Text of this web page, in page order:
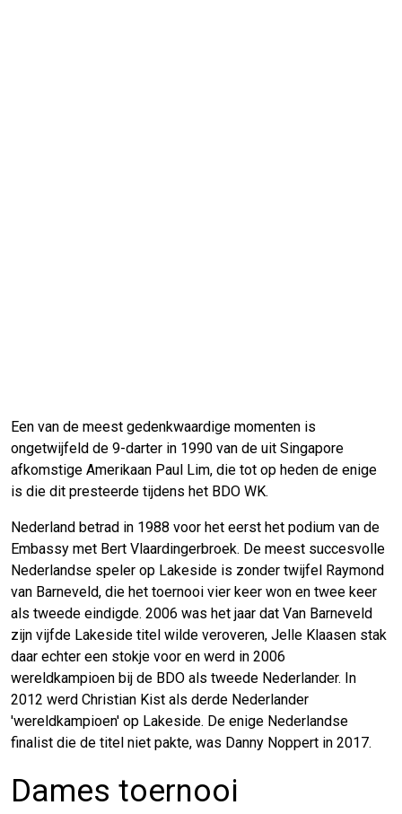
Een van de meest gedenkwaardige momenten is
ongetwijfeld de 9-darter in 1990 van de uit Singapore
afkomstige Amerikaan Paul Lim, die tot op heden de enige
is die dit presteerde tijdens het BDO WK.
Nederland betrad in 1988 voor het eerst het podium van de
Embassy met Bert Vlaardingerbroek. De meest succesvolle
Nederlandse speler op Lakeside is zonder twijfel Raymond
van Barneveld, die het toernooi vier keer won en twee keer
als tweede eindigde. 2006 was het jaar dat Van Barneveld
zijn vijfde Lakeside titel wilde veroveren, Jelle Klaasen stak
daar echter een stokje voor en werd in 2006
wereldkampioen bij de BDO als tweede Nederlander. In
2012 werd Christian Kist als derde Nederlander
'wereldkampioen' op Lakeside. De enige Nederlandse
finalist die de titel niet pakte, was Danny Noppert in 2017.
Dames toernooi